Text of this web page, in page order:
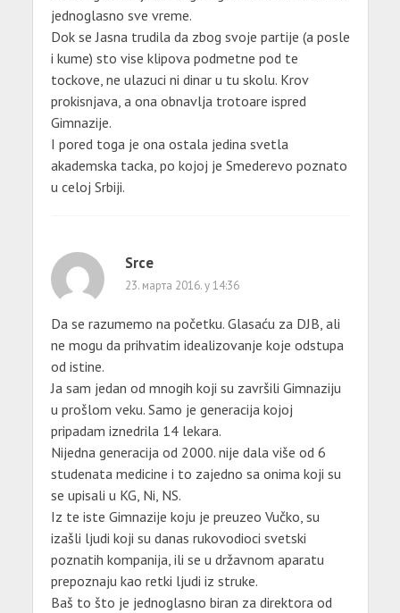
jednoglasno sve vreme.
Dok se Jasna trudila da zbog svoje partije (a posle
i kume) sto vise klipova podmetne pod te
tockove, ne ulazuci ni dinar u tu skolu. Krov
prokisnjava, a ona obnavlja trotoare ispred
Gimnazije.
I pored toga je ona ostala jedina svetla
akademska tacka, po kojoj je Smederevo poznato
u celoj Srbiji.
Srce
23. марта 2016. у 14:36
Da se razumemo na početku. Glasaću za DJB, ali
ne mogu da prihvatim idealizovanje koje odstupa
od istine.
Ja sam jedan od mnogih koji su završili Gimnaziju
u prošlom veku. Samo je generacija kojoj
pripadam iznedrila 14 lekara.
Nijedna generacija od 2000. nije dala više od 6
studenata medicine i to zajedno sa onima koji su
se upisali u KG, Ni, NS.
Iz te iste Gimnazije koju je preuzeo Vučko, su
izašli ljudi koji su danas rukovodioci svetski
poznatih kompanija, ili se u državnom aparatu
prepoznaju kao retki ljudi iz struke.
Baš to što je jednoglasno biran za direktora od